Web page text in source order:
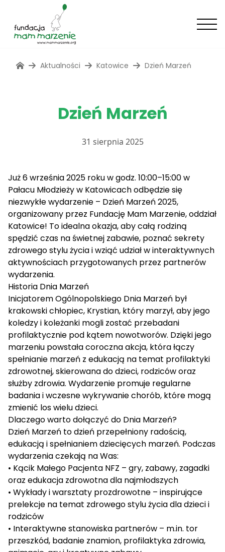
Aktualności Katowice Dzień Marzeń
Dzień Marzeń
31 sierpnia 2025
Już 6 września 2025 roku w godz. 10:00–15:00 w
Pałacu Młodzieży w Katowicach odbędzie się
niezwykłe wydarzenie – Dzień Marzeń 2025,
organizowany przez Fundację Mam Marzenie, oddział
Katowice! To idealna okazja, aby całą rodziną
spędzić czas na świetnej zabawie, poznać sekrety
zdrowego stylu życia i wziąć udział w interaktywnych
aktywnościach przygotowanych przez partnerów
wydarzenia.
Historia Dnia Marzeń
Inicjatorem Ogólnopolskiego Dnia Marzeń był
krakowski chłopiec, Krystian, który marzył, aby jego
koledzy i koleżanki mogli zostać przebadani
profilaktycznie pod kątem nowotworów. Dzięki jego
marzeniu powstała coroczna akcja, która łączy
spełnianie marzeń z edukacją na temat profilaktyki
zdrowotnej, skierowana do dzieci, rodziców oraz
służby zdrowia. Wydarzenie promuje regularne
badania i wczesne wykrywanie chorób, które mogą
zmienić los wielu dzieci.
Dlaczego warto dołączyć do Dnia Marzeń?
Dzień Marzeń to dzień przepełniony radością,
edukacją i spełnianiem dziecięcych marzeń. Podczas
wydarzenia czekają na Was:
• Kącik Małego Pacjenta NFZ – gry, zabawy, zagadki
oraz edukacja zdrowotna dla najmłodszych
• Wykłady i warsztaty prozdrowotne – inspirujące
prelekcje na temat zdrowego stylu życia dla dzieci i
rodziców
• Interaktywne stanowiska partnerów – m.in. tor
przeszkód, badanie znamion, profilaktyka zdrowia,